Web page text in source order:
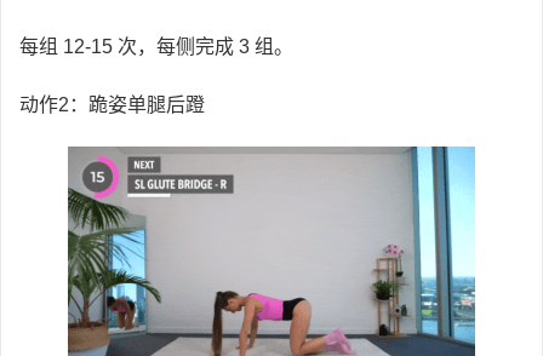
每组 12-15 次，每侧完成 3 组。
动作2：跪姿单腿后蹬